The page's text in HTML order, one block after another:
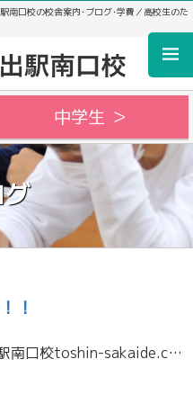
南口校の校舎案内･ブログ･学費／高校生のた
中学生 ＞
！
東進衛星予備校 坂出駅南口校toshin-sakaide.com